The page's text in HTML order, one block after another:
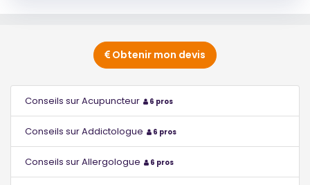
Obtenir mon devis
Conseils sur Acupuncteur 6 pros
Conseils sur Addictologue 6 pros
Conseils sur Allergologue 6 pros